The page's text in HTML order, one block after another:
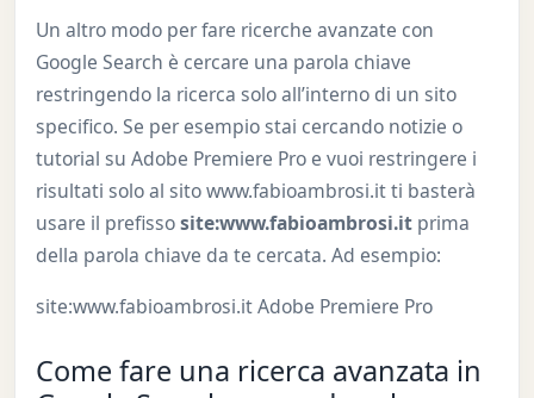
Un altro modo per fare ricerche avanzate con
Google Search è cercare una parola chiave
restringendo la ricerca solo all’interno di un sito
specifico. Se per esempio stai cercando notizie o
tutorial su Adobe Premiere Pro e vuoi restringere i
risultati solo al sito www.fabioambrosi.it ti basterà
usare il prefissosite:www.fabioambrosi.itprima
della parola chiave da te cercata. Ad esempio:
site:www.fabioambrosi.it Adobe Premiere Pro
Come fare una ricerca avanzata in